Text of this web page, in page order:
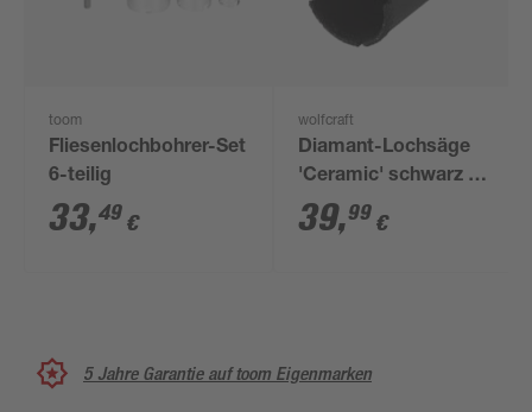
toom
Fliesenlochbohrer-Set
6-teilig
33,49 €
wolfcraft
Diamant-Lochsäge
'Ceramic' schwarz Ø
35 mm
39,99 €
5 Jahre Garantie auf toom Eigenmarken